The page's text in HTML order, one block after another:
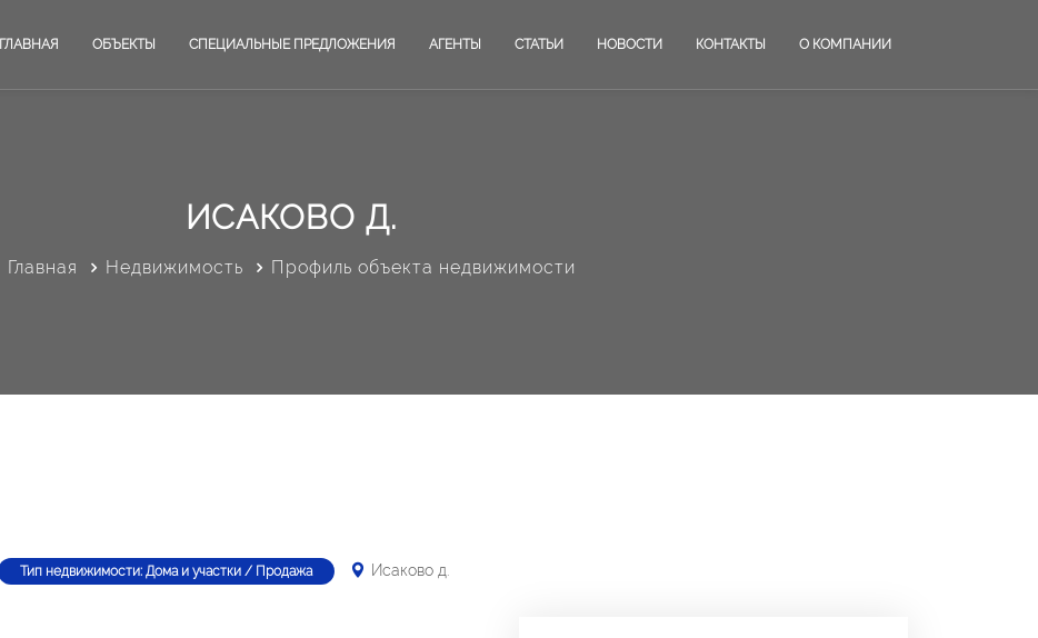
ГЛАВНАЯ ОБЪЕКТЫ СПЕЦИАЛЬНЫЕ ПРЕДЛОЖЕНИЯ АГЕНТЫ СТАТЬИ НОВОСТИ КОНТАКТЫ О КОМПАНИИ
ИСАКОВО Д.
Главная Недвижимость Профиль объекта недвижимости
Тип недвижимости: Дома и участки / Продажа Исаково д.